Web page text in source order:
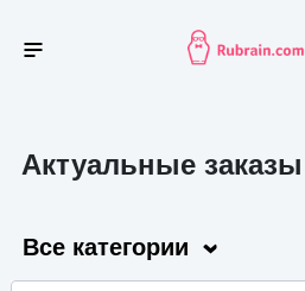
Актуальные
Все категории